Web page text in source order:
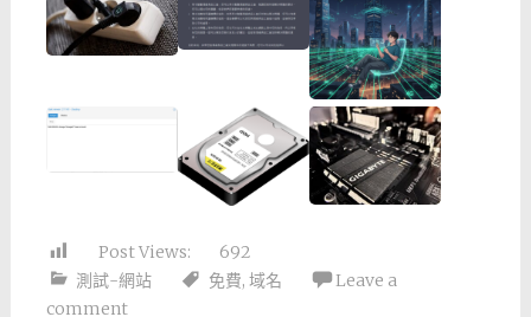
Post Views:
692
測試-網站
免費, 域名
Leave a
comment